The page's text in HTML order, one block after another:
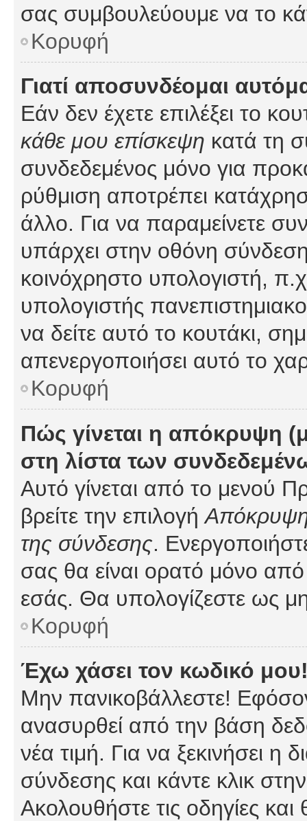
σας συμβουλεύουμε να το
Κορυφή
Γιατί αποσυνδέομαι
Εάν δεν έχετε επιλέξει το
κάθε μου επίσκεψη κατά τη
συνδεδεμένος μόνο για
ρύθμιση αποτρέπει
άλλο. Για να παραμείνετε
υπάρχει στην οθόνη
κοινόχρηστο υπολογιστή,
υπολογιστής
να δείτε αυτό το κουτάκι,
απενεργοποιήσει αυτό το
Κορυφή
Πώς γίνεται η απόκρυψη
στη λίστα των
Αυτό γίνεται από το μενού
βρείτε την επιλογήΑπόκρυψη
της σύνδεσης.
σας θα είναι ορατό μόνο από
εσάς. Θα υπολογίζεστε ως
Κορυφή
Έχω χάσει τον κωδικό
Μην πανικοβάλλεστε!
ανασυρθεί από την βάση
νέα τιμή. Για να ξεκινήσει η
σύνδεσης και κάντε κλικ
Ακολουθήστε τις οδηγίες